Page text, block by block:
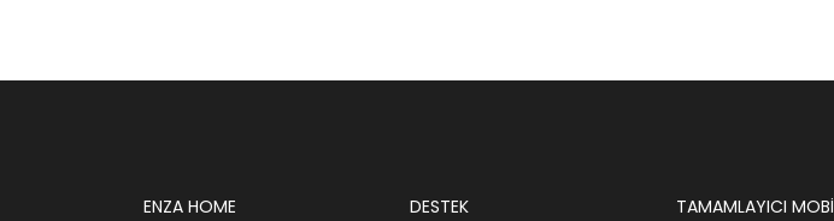
ENZA HOME
DESTEK
TAMAMLAYICI